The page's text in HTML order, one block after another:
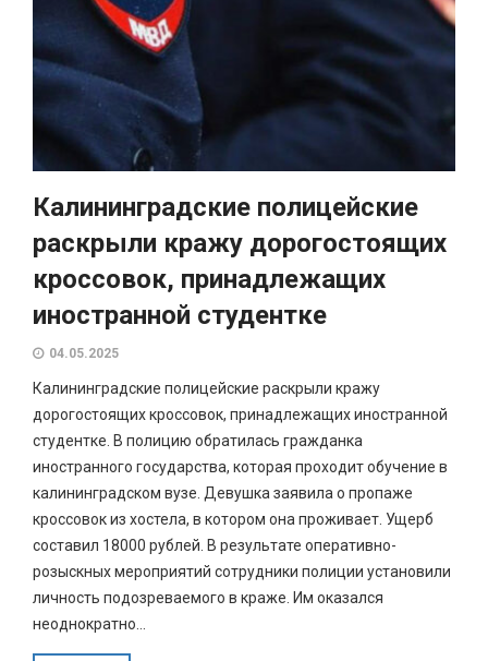
Калининградские полицейские
раскрыли кражу дорогостоящих
кроссовок, принадлежащих
иностранной студентке
04.05.2025
Калининградские полицейские раскрыли кражу
дорогостоящих кроссовок, принадлежащих иностранной
студентке. В полицию обратилась гражданка
иностранного государства, которая проходит обучение в
калининградском вузе. Девушка заявила о пропаже
кроссовок из хостела, в котором она проживает. Ущерб
составил 18000 рублей. В результате оперативно-
розыскных мероприятий сотрудники полиции установили
личность подозреваемого в краже. Им оказался
неоднократно...